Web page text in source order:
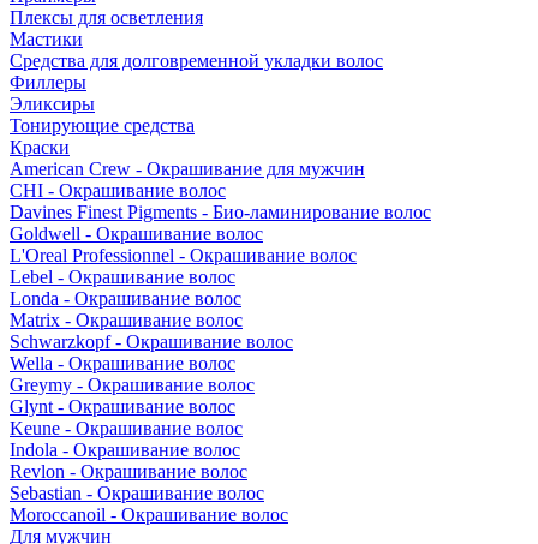
Плексы для осветления
Мастики
Средства для долговременной укладки волос
Филлеры
Эликсиры
Тонирующие средства
Краски
American Crew - Окрашивание для мужчин
CHI - Окрашивание волос
Davines Finest Pigments - Био-ламинирование волос
Goldwell - Окрашивание волос
L'Oreal Professionnel - Окрашивание волос
Lebel - Окрашивание волос
Londa - Окрашивание волос
Matrix - Окрашивание волос
Schwarzkopf - Окрашивание волос
Wella - Окрашивание волос
Greymy - Окрашивание волос
Glynt - Окрашивание волос
Keune - Окрашивание волос
Indola - Окрашивание волос
Revlon - Окрашивание волос
Sebastian - Окрашивание волос
Moroccanoil - Окрашивание волос
Для мужчин